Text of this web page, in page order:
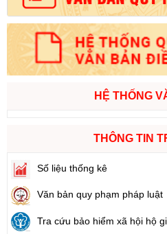
HỆ THỐNG
THÔNG TIN
Số liệu thống kê
Văn bản quy phạm pháp luật
Tra cứu bảo hiểm xã hội hộ